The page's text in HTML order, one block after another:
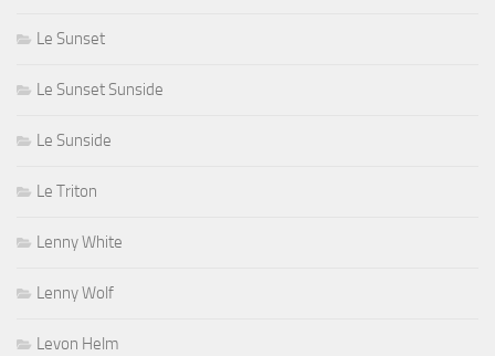
Le Sunset
Le Sunset Sunside
Le Sunside
Le Triton
Lenny White
Lenny Wolf
Levon Helm